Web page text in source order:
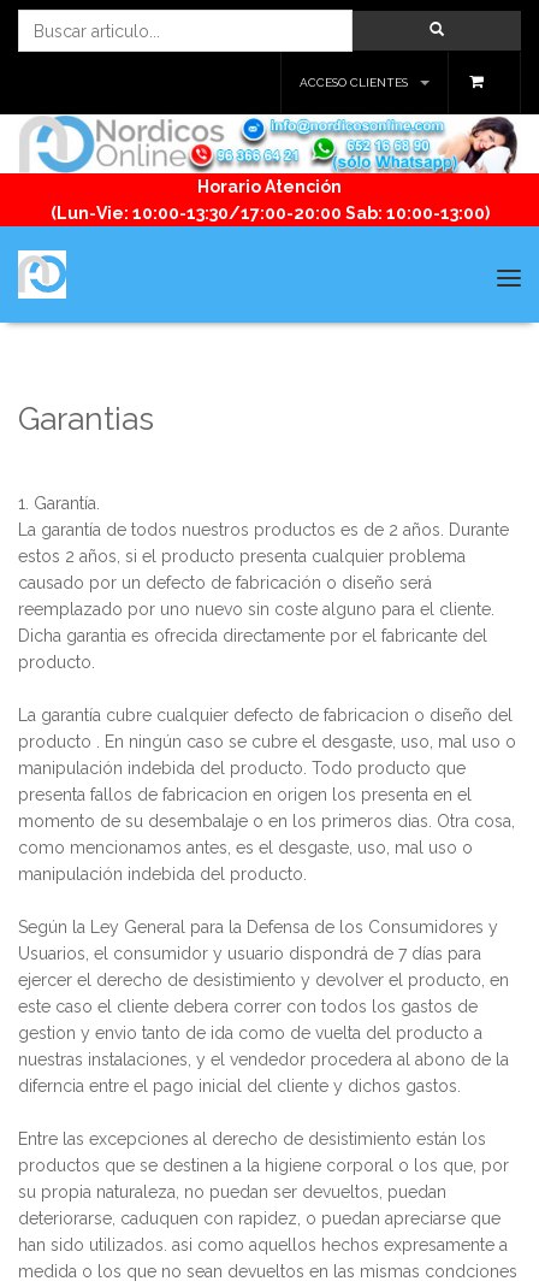
ACCESO CLIENTES
Horario Atención
(Lun-Vie: 10:00-13:30/17:00-20:00 Sab: 10:00-13:00)
Garantias
1. Garantía.
La garantía de todos nuestros productos es de 2 años. Durante
estos 2 años, si el producto presenta cualquier problema
causado por un defecto de fabricación o diseño será
reemplazado por uno nuevo sin coste alguno para el cliente.
Dicha garantia es ofrecida directamente por el fabricante del
producto.
La garantía cubre cualquier defecto de fabricacion o diseño del
producto . En ningún caso se cubre el desgaste, uso, mal uso o
manipulación indebida del producto. Todo producto que
presenta fallos de fabricacion en origen los presenta en el
momento de su desembalaje o en los primeros dias. Otra cosa,
como mencionamos antes, es el desgaste, uso, mal uso o
manipulación indebida del producto.
Según la Ley General para la Defensa de los Consumidores y
Usuarios, el consumidor y usuario dispondrá de 7 días para
ejercer el derecho de desistimiento y devolver el producto, en
este caso el cliente debera correr con todos los gastos de
gestion y envio tanto de ida como de vuelta del producto a
nuestras instalaciones, y el vendedor procedera al abono de la
diferncia entre el pago inicial del cliente y dichos gastos.
Entre las excepciones al derecho de desistimiento están los
productos que se destinen a la higiene corporal o los que, por
su propia naturaleza, no puedan ser devueltos, puedan
deteriorarse, caduquen con rapidez, o puedan apreciarse que
han sido utilizados. asi como aquellos hechos expresamente a
medida o los que no sean devueltos en las mismas condciones